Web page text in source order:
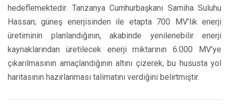
hedeflemektedir. Tanzanya Cumhurbaşkanı Samiha Suluhu
Hassan; güneş enerjisinden ile etapta 700 MV’lik enerji
üretiminin planlandığının, akabinde yenilenebilir enerji
kaynaklarından üretilecek enerji miktarının 6.000 MV’ye
çıkarılmasının amaçlandığının altını çizerek, bu hususta yol
haritasının hazırlanması talimatını verdiğini belirtmiştir.